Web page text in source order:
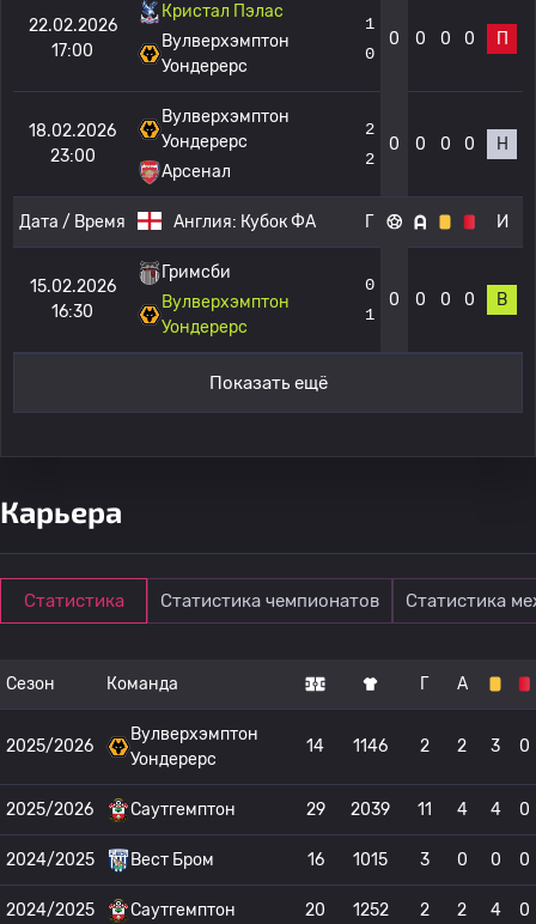
22.02.2026
17:00
Кристал Пэлас
Вулверхэмптон
Уондерерс
1
0
0 0 0 0 П
18.02.2026
23:00
Вулверхэмптон
Уондерерс
Арсенал
2
2
0 0 0 0 Н
Дата / Время Англия: Кубок ФА Г И
15.02.2026
16:30
Гримсби
Вулверхэмптон
Уондерерс
0
1
0 0 0 0 В
Показать ещё
Карьера
Статистика Статистика чемпионатов Статистика
Сезон Команда Г А
2025/2026
Вулверхэмптон
Уондерерс
14 1146 2 2 3 0
2025/2026 Саутгемптон 29 2039 11 4 4 0
2024/2025 Вест Бром 16 1015 3 0 0 0
2024/2025 Саутгемптон 20 1252 2 2 4 0